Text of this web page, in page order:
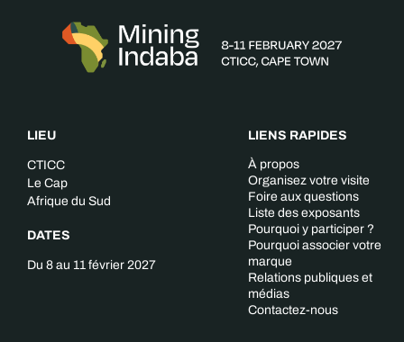
LIEU
CTICC
Le Cap
Afrique du Sud
DATES
Du 8 au 11 février 2027
LIENS RAPIDES
À propos
Organisez votre visite
Foire aux questions
Liste des exposants
Pourquoi y participer ?
Pourquoi associer votre
marque
Relations publiques et
médias
Contactez-nous